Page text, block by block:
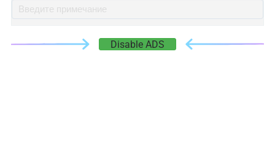
Disable ADS